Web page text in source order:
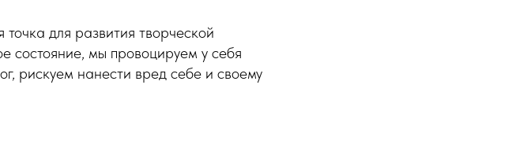
для развития творческой
состояние, мы провоцируем у себя
рискуем нанести вред себе и своему